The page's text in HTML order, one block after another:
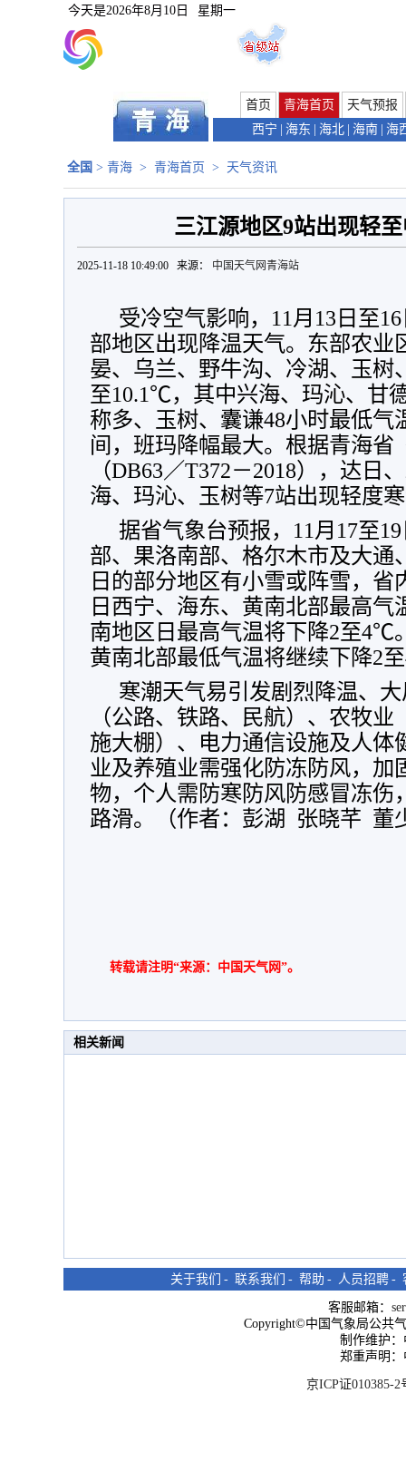
今天是2026年8月10日 星期一
首页 青海首页
天气预报
西宁
海东 海北 海南 海
全国 > 青海 > 青海首页 > 天气资讯
三江源地区9站出现轻
2025-11-18 10:49:00 来源： 中国天气网青海站
受冷空气影响，11月13日至
部地区出现降温天气。东部农业
晏、乌兰、野牛沟、冷湖、玉树
至10.1℃，其中兴海、玛沁、甘
称多、玉树、囊谦48小时最低
间，班玛降幅最大。根据青海省
（DB63／T372－2018），达日
海、玛沁、玉树等7站出现轻度
据省气象台预报，11月17至
部、果洛南部、格尔木市及大通
日的部分地区有小雪或阵雪，省
日西宁、海东、黄南北部最高
南地区日最高气温将下降2至4℃
黄南北部最低气温将继续下降2
寒潮天气易引发剧烈降温、
（公路、铁路、民航）、农牧
施大棚）、电力通信设施及人体
业及养殖业需强化防冻防风，加
物，个人需防寒防风防感冒冻伤
路滑。（作者：彭湖 张晓芊 董
转载请注明“来源：中国天气网”。
相关新闻
关于我们 - 联系我们 - 帮助 - 人员招聘 -
客服邮箱：
Copyright©中国气象局公共
制作维护
郑重声明
京ICP证010385-2